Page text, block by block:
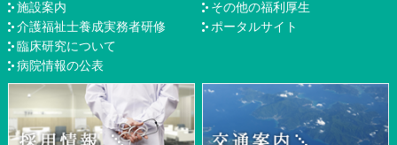
施設案内
介護福祉士養成実務者研修
臨床研究について
病院情報の公表
その他の福利厚生
ポータルサイト